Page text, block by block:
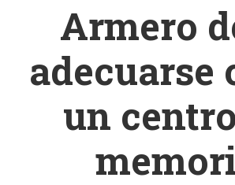
Armero
adecuarse
un